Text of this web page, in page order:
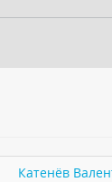
Катенёв